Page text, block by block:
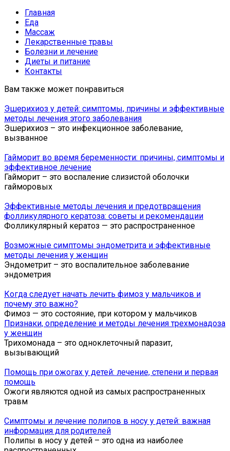
Главная
Еда
Массаж
Лекарственные травы
Болезни и лечение
Диеты и питание
Контакты
Вам также может понравиться
Эшерихиоз у детей: симптомы, причины и эффективные
методы лечения этого заболевания
Эшерихиоз – это инфекционное заболевание,
вызванное
Гайморит во время беременности: причины, симптомы и
эффективное лечение
Гайморит – это воспаление слизистой оболочки
гайморовых
Эффективные методы лечения и предотвращения
фолликулярного кератоза: советы и рекомендации
Фолликулярный кератоз — это распространенное
Возможные симптомы эндометрита и эффективные
методы лечения у женщин
Эндометрит – это воспалительное заболевание
эндометрия
Когда следует начать лечить фимоз у мальчиков и
почему это важно?
Фимоз — это состояние, при котором у мальчиков
Признаки, определение и методы лечения трехмонадоза
у женщин
Трихомонада – это одноклеточный паразит,
вызывающий
Помощь при ожогах у детей: лечение, степени и первая
помощь
Ожоги являются одной из самых распространенных
травм
Симптомы и лечение полипов в носу у детей: важная
информация для родителей
Полипы в носу у детей – это одна из наиболее